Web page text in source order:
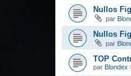
Nullos
par
Nullos
par
TOP
par Blondex